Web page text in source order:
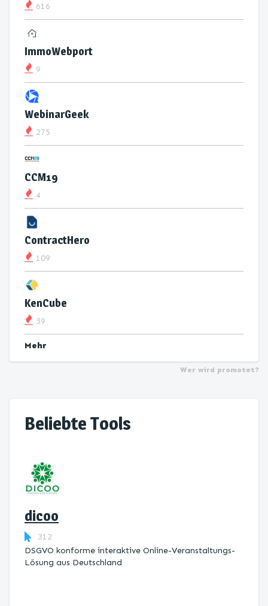
616
ImmoWebport
9
WebinarGeek
275
CCM19
4
ContractHero
109
KenCube
39
Mehr
Wer wird promotet?
Beliebte Tools
dicoo
312
DSGVO konforme interaktive Online-Veranstaltungs-
Lösung aus Deutschland